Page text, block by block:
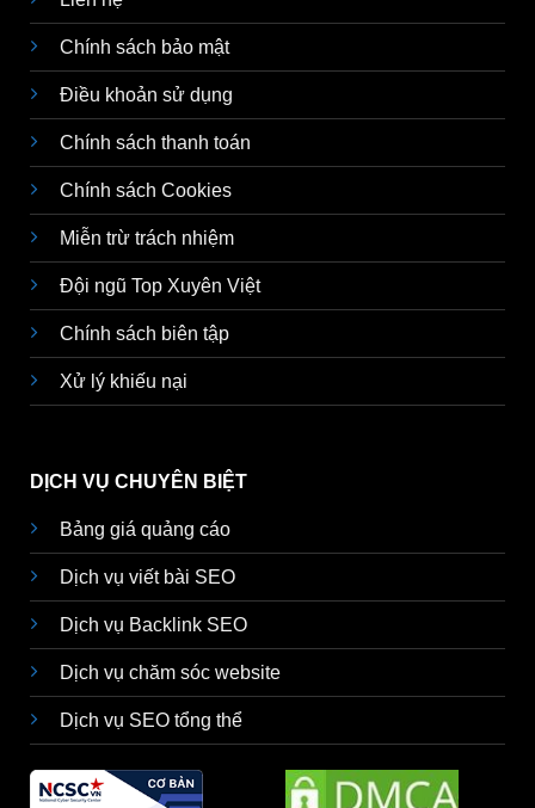
Chính sách bảo mật
Điều khoản sử dụng
Chính sách thanh toán
Chính sách Cookies
Miễn trừ trách nhiệm
Đội ngũ Top Xuyên Việt
Chính sách biên tập
Xử lý khiếu nại
DỊCH VỤ CHUYÊN BIỆT
Bảng giá quảng cáo
Dịch vụ viết bài SEO
Dịch vụ Backlink SEO
Dịch vụ chăm sóc website
Dịch vụ SEO tổng thể